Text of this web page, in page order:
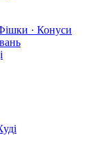
· Конуси